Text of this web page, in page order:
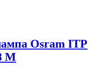
Osram ITP
M